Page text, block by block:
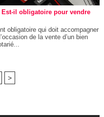
il obligatoire pour vendre
obligatoire qui doit accompagner
de la vente d’un bien
>